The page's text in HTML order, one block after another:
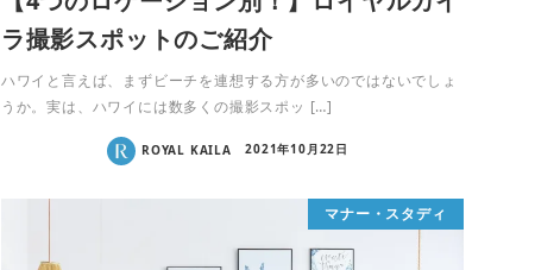
ラ撮影スポットのご紹介
ハワイと言えば、まずビーチを連想する方が多いのではないでしょ
うか。実は、ハワイには数多くの撮影スポッ […]
ROYAL KAILA 2021年10月22日
マナー・スタディ